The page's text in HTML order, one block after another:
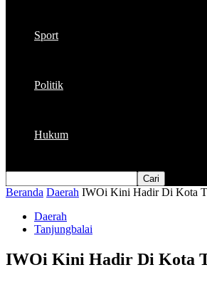
Sport
Politik
Hukum
Beranda Daerah IWOi Kini Hadir Di Kota
Daerah
Tanjungbalai
IWOi Kini Hadir Di Kota